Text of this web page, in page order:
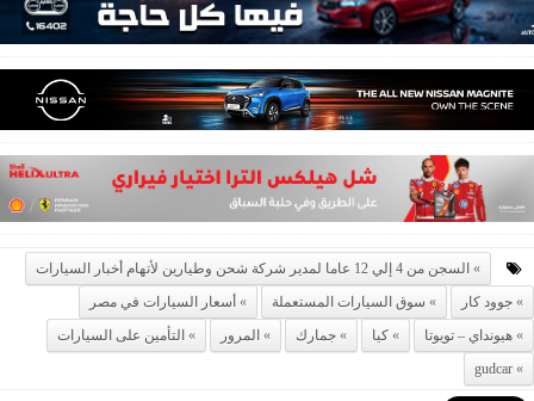
السجن من 4 إلي 12 عاما لمدير شركة شحن وطيارين لأتهام أخبار السيارات
جوود كار
سوق السيارات المستعملة
أسعار السيارات في مصر
هيونداي – تويوتا
كيا جمارك المرور
التأمين على السيارات
gudcar